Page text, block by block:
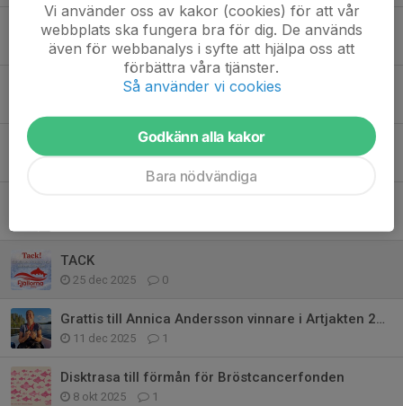
Flugfisketävlingar
17 feb, 23:03 0
Webbshop
Medlemskap 2026
TACK
25 dec 2025 0
Grattis till Annica Andersson vinnare i Artjakten 2025.
11 dec 2025 1
Disktrasa till förmån för Bröstcancerfonden
8 okt 2025 1
Vi använder oss av kakor (cookies) för att vår
webbplats ska fungera bra för dig. De används
även för webbanalys i syfte att hjälpa oss att
förbättra våra tjänster.
Så använder vi cookies
Godkänn alla kakor
Bara nödvändiga